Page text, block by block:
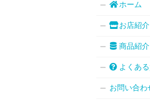
ホーム
お店紹介
商品紹介
よくある
お問い合わ